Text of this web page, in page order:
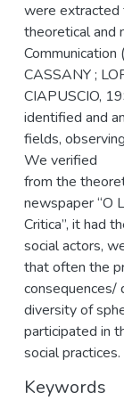
were extracted
theoretical and
CASSANY ;
CIAPUSCIO,
identified and
fields,
We verified
from the
newspaper “O
Critica”, it had
social actors,
that often the
consequences/
diversity of
participated in
social practices.
Keywords